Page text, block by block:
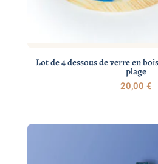
Lot de 4 dessous de verre en
plage
20,00 €